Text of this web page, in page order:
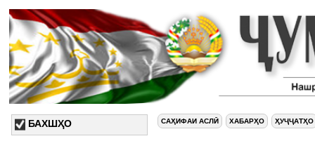
БАХШҲО САҲИФАИ АСЛӢ ХАБАРҲО ҲУҶҶАТҲО